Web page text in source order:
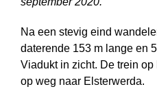
Na een stevig eind
daterende 153 m lange en
Viadukt in zicht. De trein
op weg naar Elsterwerda.